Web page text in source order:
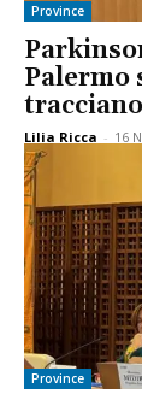
Province
Palermo
Lilia Ricca - 16
Province